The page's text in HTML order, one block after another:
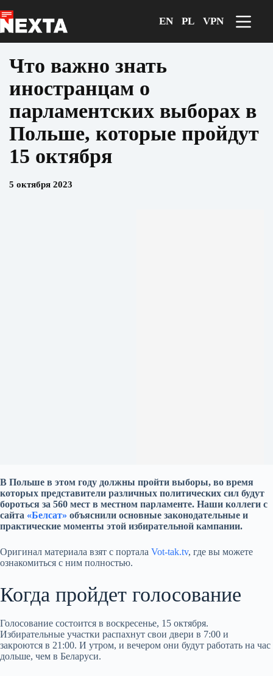
к
сути
EN PL VPN
Что важно знать
иностранцам о
парламентских выборах в
Польше, которые пройдут
15 октября
5 октября 2023
В Польше в этом году должны пройти выборы, во время
которых представители различных политических сил будут
бороться за 560 мест в местном парламенте. Наши коллеги с
сайта «Белсат» объяснили основные законодательные и
практические моменты этой избирательной кампании.
Оригинал материала взят с портала Vot-tak.tv, где вы можете
ознакомиться с ним полностью.
Когда пройдет голосование
Голосование состоится в воскресенье, 15 октября.
Избирательные участки распахнут свои двери в 7:00 и
закроются в 21:00. И утром, и вечером они будут работать на час
дольше, чем в Беларуси.